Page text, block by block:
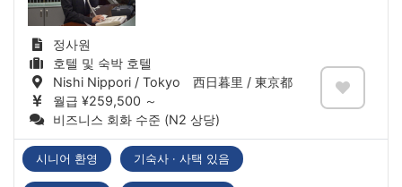
정사원
호텔 및 숙박 호텔
Nishi Nippori / Tokyo 西日暮里 / 東京都
월급 ¥259,500 ～
비즈니스 회화 수준 (N2 상당)
시니어 환영 기숙사 · 사택 있음